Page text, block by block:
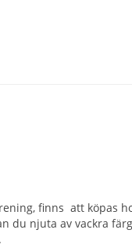
finns att köpas
du njuta av vackra